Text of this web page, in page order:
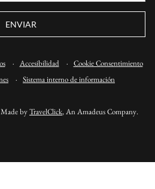
ENVIAR
· Accesibilidad· Cookie Consentimiento
· Sistema interno de información
byTravelClick, An Amadeus Company.